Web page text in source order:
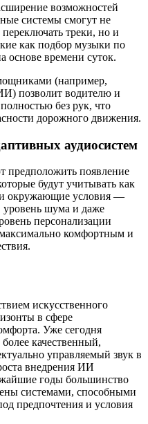
возможностей
системы смогут не
переключать треки, но и
как подбор музыки по
основе времени суток.
(например,
позволит водителю и
без рук, что
дорожного движения.
аудиосистем
предположить появление
будут учитывать как
и окружающие условия —
уровень шума и даже
персонализации
комфортным и
искусственного
в сфере
Уже сегодня
качественный,
управляемый звук в
внедрения ИИ
годы большинство
системами, способными
предпочтения и условия